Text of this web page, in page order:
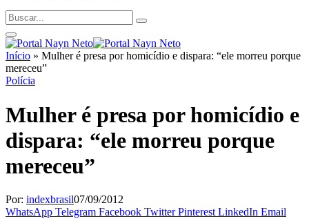
Início » Mulher é presa por homicídio e dispara: “ele morreu porque
mereceu”
Polícia
Mulher é presa por homicídio e
dispara: “ele morreu porque
mereceu”
Por: indexbrasil07/09/2012
WhatsApp Telegram Facebook Twitter Pinterest LinkedIn Email